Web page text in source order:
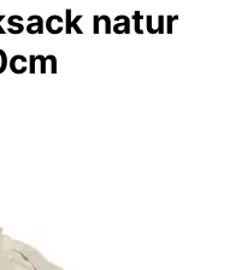
natur